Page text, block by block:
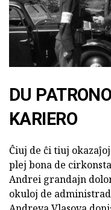
DU
KARIERO
Ĉiuj de ĉi tiuj
plej bona de
Andrei grandajn
okuloj de